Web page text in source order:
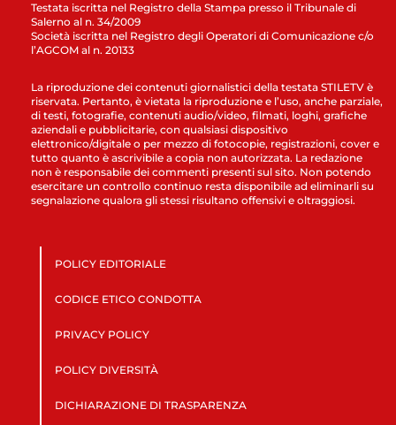
Testata iscritta nel Registro della Stampa presso il Tribunale di
Salerno al n. 34/2009
Società iscritta nel Registro degli Operatori di Comunicazione c/o
l’AGCOM al n. 20133
La riproduzione dei contenuti giornalistici della testata STILETV è
riservata. Pertanto, è vietata la riproduzione e l’uso, anche parziale,
di testi, fotografie, contenuti audio/video, filmati, loghi, grafiche
aziendali e pubblicitarie, con qualsiasi dispositivo
elettronico/digitale o per mezzo di fotocopie, registrazioni, cover e
tutto quanto è ascrivibile a copia non autorizzata. La redazione
non è responsabile dei commenti presenti sul sito. Non potendo
esercitare un controllo continuo resta disponibile ad eliminarli su
segnalazione qualora gli stessi risultano offensivi e oltraggiosi.
POLICY EDITORIALE
CODICE ETICO CONDOTTA
PRIVACY POLICY
POLICY DIVERSITÀ
DICHIARAZIONE DI TRASPARENZA